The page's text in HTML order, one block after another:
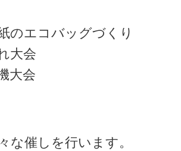
のエコバッグづくり
大会
大会
な催しを行います。